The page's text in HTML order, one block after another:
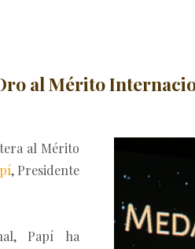
al Mérito
al Mérito
, Presidente
Papí ha